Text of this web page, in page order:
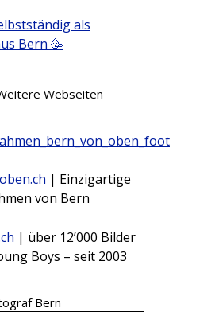
als
Bern 🥳
Webseiten
| Einzigartige
von Bern
| über 12’000 Bilder
Boys – seit 2003
Bern